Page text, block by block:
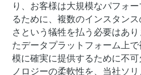
り、お客様は大規模なパフォ
るために、複数のインスタン
さという犠牲を払う必要はあ
たデータプラットフォーム上
模に確実に提供するために不
ノロジーの柔軟性を、当社ソ